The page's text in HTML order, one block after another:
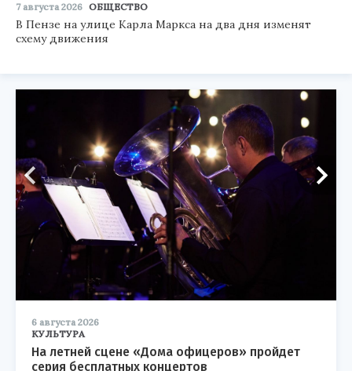
7 августа 2026 ОБЩЕСТВО
В Пензе на улице Карла Маркса на два дня изменят
схему движения
6 августа 2026
КУЛЬТУРА
На летней сцене «Дома офицеров» пройдет
серия бесплатных концертов